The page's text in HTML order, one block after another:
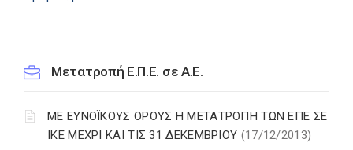
Μετατροπή Ε.Π.Ε. σε Α.Ε.
ΜΕ ΕΥΝΟΪΚΟΥΣ ΟΡΟΥΣ Η ΜΕΤΑΤΡΟΠΗ ΤΩΝ ΕΠΕ ΣΕ
ΙΚΕ ΜΕΧΡΙ ΚΑΙ ΤΙΣ 31 ΔΕΚΕΜΒΡΙΟΥ (17/12/2013)